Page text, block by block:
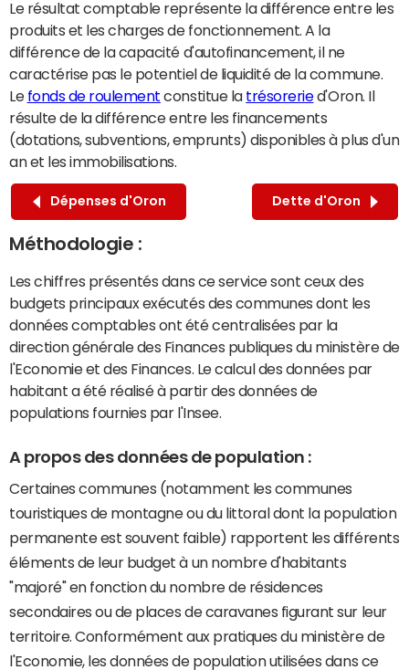
Le résultat comptable représente la différence entre les
produits et les charges de fonctionnement. A la
différence de la capacité d'autofinancement, il ne
caractérise pas le potentiel de liquidité de la commune.
Le fonds de roulement constitue la trésoreried'Oron. Il
résulte de la différence entre les financements
(dotations, subventions, emprunts) disponibles à plus d'un
an et les immobilisations.
Dépenses d'Oron Dette d'Oron
Méthodologie :
Les chiffres présentés dans ce service sont ceux des
budgets principaux exécutés des communes dont les
données comptables ont été centralisées par la
direction générale des Finances publiques du ministère de
l'Economie et des Finances. Le calcul des données par
habitant a été réalisé à partir des données de
populations fournies par l'Insee.
A propos des données de population :
Certaines communes (notamment les communes
touristiques de montagne ou du littoral dont la population
permanente est souvent faible) rapportent les différents
éléments de leur budget à un nombre d'habitants
"majoré" en fonction du nombre de résidences
secondaires ou de places de caravanes figurant sur leur
territoire. Conformément aux pratiques du ministère de
l'Economie, les données de population utilisées dans ce